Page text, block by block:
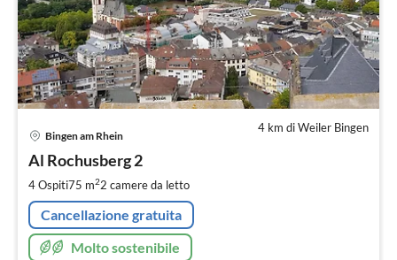
4 km di Weiler Bingen
Bingen am Rhein
Al Rochusberg 2
4 Ospiti75 m22 camere da letto
Cancellazione gratuita
Molto sostenibile